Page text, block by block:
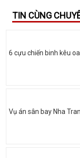
TIN CÙNG
6 cựu chiến binh kêu
Vụ án sân bay Nha